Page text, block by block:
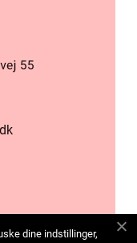
dine indstillinger,